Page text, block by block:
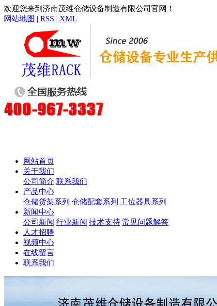
欢迎您来到济南茂维仓储设备制造有限公司官网！
网站地图 | RSS | XML
网站首页
关于我们
公司简介 联系我们
产品中心
仓储货架系列 仓储配套系列 工位器具系列
新闻中心
公司新闻 行业新闻 技术支持 常见问题解答
人才招聘
视频中心
在线留言
联系我们